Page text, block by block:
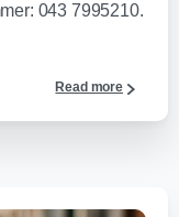
043 7995210.
Read more